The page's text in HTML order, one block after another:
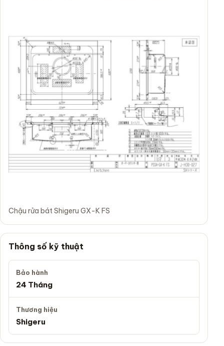
Chậu rửa bát Shigeru GX-K FS
Thông số kỹ thuật
Bảo hành
24 Tháng
Thương hiệu
Shigeru